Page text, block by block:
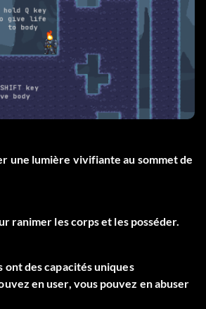
une lumière vivifiante au sommet de
ranimer les corps et les posséder.
des capacités uniques
en user, vous pouvez en abuser